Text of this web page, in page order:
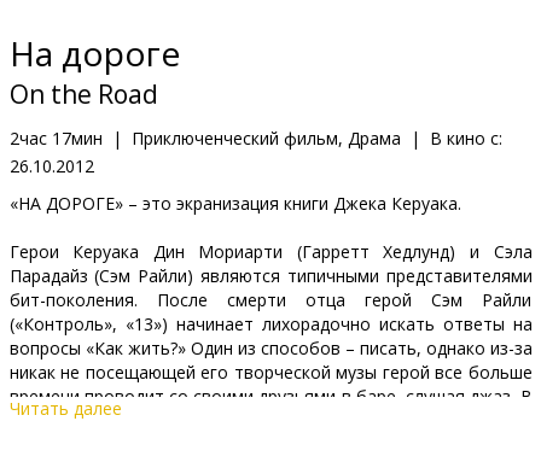
Клуб
На дороге
On the Road
2час 17мин | Приключенческий фильм, Драма |
В кино с:
26.10.2012
«НА ДОРОГЕ» – это экранизация книги Джека Керуака.
Герои Керуака Дин Мориарти (Гарретт Хедлунд) и Сэла
Парадайз (Сэм Райли) являются типичными представителями
бит-поколения. После смерти отца герой Сэм Райли
(«Контроль», «13») начинает лихорадочно искать ответы на
вопросы «Как жить?» Один из способов – писать, однако из-за
никак не посещающей его творческой музы герой все больше
времени проводит со своими друзьями в баре, слушая джаз. В
скором времени он знакомится с Дином – героем Гарретта
Читать далее